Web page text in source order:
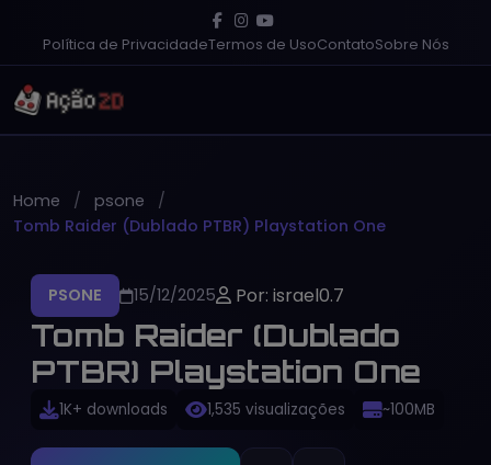
Política de PrivacidadeTermos de UsoContatoSobre Nós
Home
psone
Tomb Raider (Dublado PTBR) Playstation One
PSONE 15/12/2025 Por: israel0.7
Tomb Raider (Dublado
PTBR) Playstation One
1K+ downloads 1,535 visualizações ~100MB